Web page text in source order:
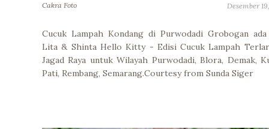
Cakra Foto Desember
Cucuk Lampah Kondang di Purwodadi Grobogan
Lita & Shinta Hello Kitty - Edisi Cucuk Lampah
Jagad Raya untuk Wilayah Purwodadi, Blora, Demak,
Pati, Rembang, Semarang.Courtesy from Sunda Siger